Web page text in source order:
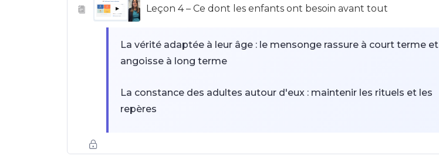
Quand consulter un professionnel : pédopsychiatre, psychologue
scolaire, thérapeute
▶ Leçon 4 – Ce dont les enfants ont besoin avant tout
La vérité adaptée à leur âge : le mensonge rassure à court terme et
angoisse à long terme
La constance des adultes autour d'eux : maintenir les rituels et les
repères
vite